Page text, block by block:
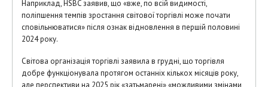
Наприклад, HSBC заявив, що «вже, по всій видимості,
поліпшення темпів зростання світової торгівлі може почати
сповільнюватися» після ознак відновлення в першій половині
2024 року.
Світова організація торгівлі заявила в грудні, що торгівля
добре функціонувала протягом останніх кількох місяців року,